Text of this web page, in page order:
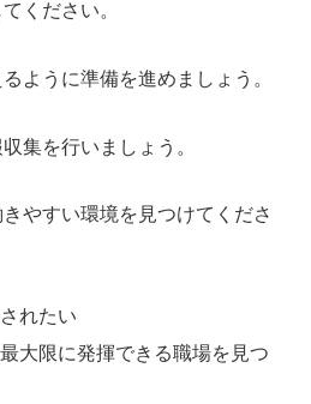
ください。
ように準備を進めましょう。
集を行いましょう。
やすい環境を見つけてくださ
れたい
大限に発揮できる職場を見つ